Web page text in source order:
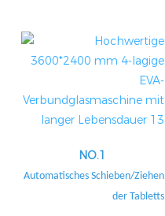
NO.1
Automatisches Schieben/Ziehen
der Tabletts